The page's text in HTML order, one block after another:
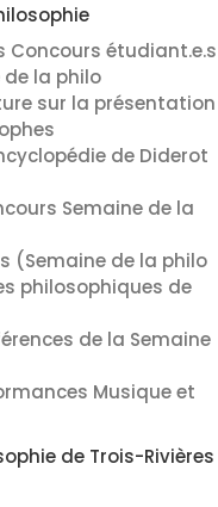
Concours étudiant.e.s
de la philo
sur la présentation
de Diderot
Semaine de la
(Semaine de la philo
philosophiques de
de la Semaine
Musique et
de Trois-Rivières